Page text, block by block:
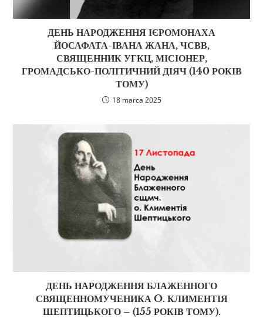
ДЕНЬ НАРОДЖЕННЯ ІЄРОМОНАХА
ЙОСАФАТА-ІВАНА ЖАНА, ЧСВВ,
СВЯЩЕННИК УГКЦ, МІСІОНЕР,
ГРОМАДСЬКО-ПОЛІТИЧНИЙ ДІЯЧ (140 РОКІВ
ТОМУ)
18 marca 2025
ДЕНЬ НАРОДЖЕННЯ БЛАЖЕННОГО
СВЯЩЕННОМУЧЕНИКА O. КЛИМЕНТІЯ
ШЕПТИЦЬКОГО – (155 РОКІВ ТОМУ).